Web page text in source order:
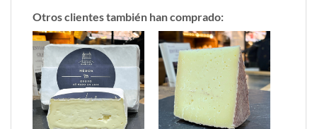
Otros clientes también han comprado: